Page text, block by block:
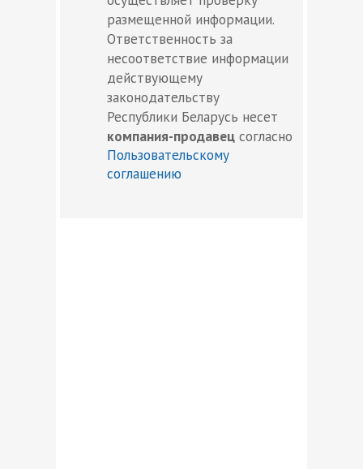
размещенной информации.
Ответственность за
несоответствие информации
действующему
законодательству
Республики Беларусь несет
компания-продавец согласно
Пользовательскому
соглашению